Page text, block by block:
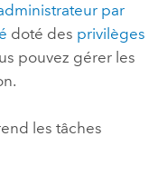
par
doté des privilèges
pouvez gérer les
les tâches